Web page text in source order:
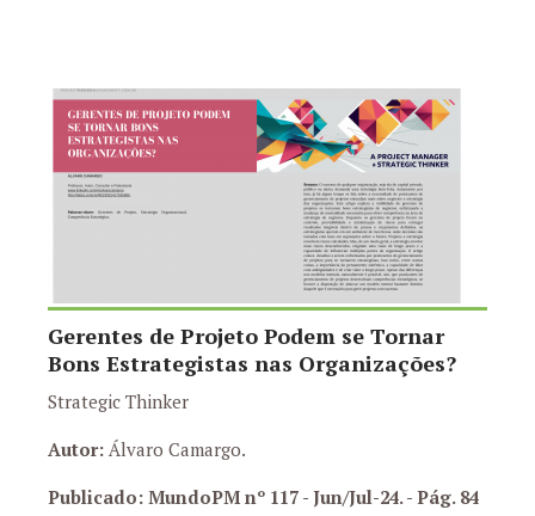
Gerentes de Projeto Podem se Tornar
Bons Estrategistas nas Organizações?
Strategic Thinker
Autor: Álvaro Camargo.
Publicado: MundoPM nº 117 - Jun/Jul-24.- Pág. 84